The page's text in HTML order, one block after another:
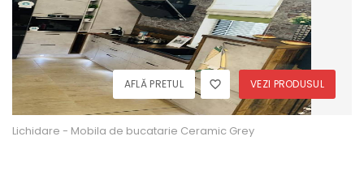
AFLĂ PRETUL VEZI PRODUSUL
Lichidare - Mobila de bucatarie Ceramic Grey